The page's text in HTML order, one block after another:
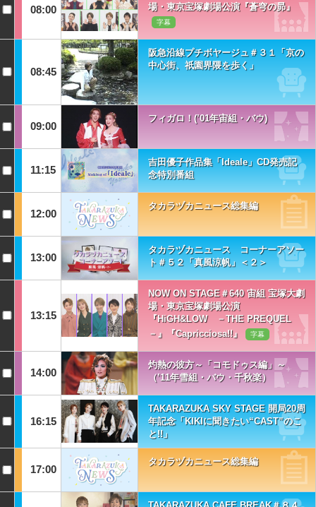
08:00
場・東京宝塚劇場公演『蒼穹の昴』
字幕
08:45
阪急沿線プチボヤージュ＃３１「京の
中心街、祇園界隈を歩く」
09:00
フィガロ！(’01年宙組・バウ)
11:15
吉田優子作品集「Ideale」CD発売記
念特別番組
12:00
タカラヅカニュース総集編
13:00
タカラヅカニュース コーナーアソー
ト＃５２「真風涼帆」＜２＞
13:15
NOW ON STAGE＃640 宙組 宝塚大劇
場・東京宝塚劇場公演
『HiGH&LOW －THE PREQUEL
－』『Capricciosa!!』
字幕
14:00
灼熱の彼方～「コモドゥス編」～
（’11年雪組・バウ・千秋楽）
16:15
TAKARAZUKA SKY STAGE 開局20周
年記念「KIKIに聞きたい“CAST”のこ
と!!」
17:00
タカラヅカニュース総集編